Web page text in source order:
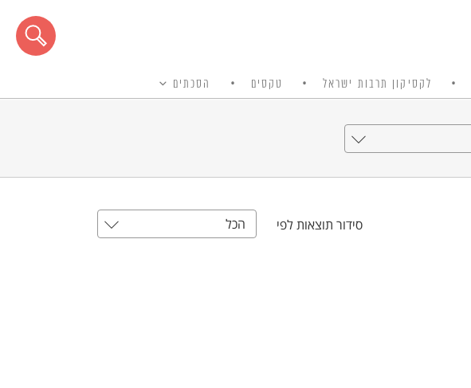
לקסיקון תרבות ישראל טקסים הסכתים
סידור תוצאות לפי הכל